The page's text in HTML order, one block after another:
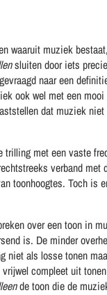
waaruit muziek
sluiten door iets
naar een
ook wel met een
dat muziek
met een vaste
verband
toonhoogtes. Toch is
over een toon in
is. De minder
niet als losse tonen
compleet uit
de toon die de